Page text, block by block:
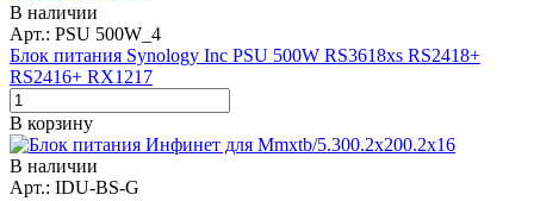
В наличии
Арт.: PSU 500W_4
Блок питания Synology Inc PSU 500W RS3618xs RS2418+
RS2416+ RX1217
В корзину
В наличии
Арт.: IDU-BS-G